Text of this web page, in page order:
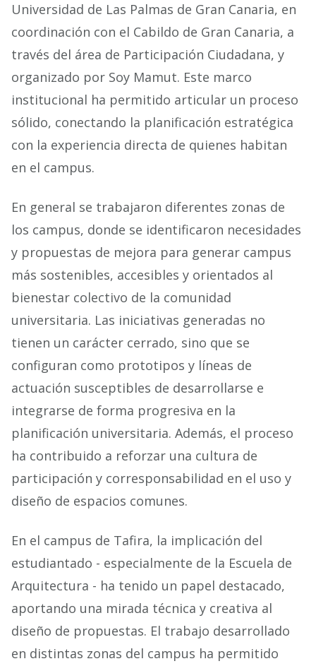
Universidad de Las Palmas de Gran Canaria, en
coordinación con el Cabildo de Gran Canaria, a
través del área de Participación Ciudadana, y
organizado por Soy Mamut. Este marco
institucional ha permitido articular un proceso
sólido, conectando la planificación estratégica
con la experiencia directa de quienes habitan
en el campus.
En general se trabajaron diferentes zonas de
los campus, donde se identificaron necesidades
y propuestas de mejora para generar campus
más sostenibles, accesibles y orientados al
bienestar colectivo de la comunidad
universitaria. Las iniciativas generadas no
tienen un carácter cerrado, sino que se
configuran como prototipos y líneas de
actuación susceptibles de desarrollarse e
integrarse de forma progresiva en la
planificación universitaria. Además, el proceso
ha contribuido a reforzar una cultura de
participación y corresponsabilidad en el uso y
diseño de espacios comunes.
En el campus de Tafira, la implicación del
estudiantado - especialmente de la Escuela de
Arquitectura - ha tenido un papel destacado,
aportando una mirada técnica y creativa al
diseño de propuestas. El trabajo desarrollado
en distintas zonas del campus ha permitido